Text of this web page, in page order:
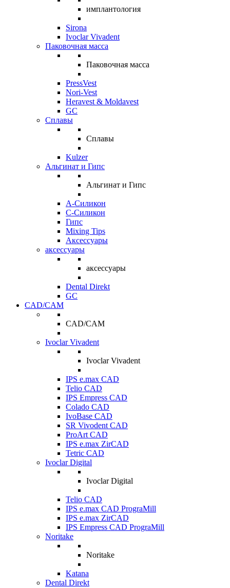
имплантология
Sirona
Ivoclar Vivadent
Паковочная масса
Паковочная масса
PressVest
Nori-Vest
Heravest & Moldavest
GC
Сплавы
Сплавы
Kulzer
Альгинат и Гипс
Альгинат и Гипс
A-Силикон
C-Силикон
Гипс
Mixing Tips
Аксессуары
аксессуары
аксессуары
Dental Direkt
GC
CAD/CAM
CAD/CAM
Ivoclar Vivadent
Ivoclar Vivadent
IPS e.max CAD
Telio CAD
IPS Empress CAD
Colado CAD
IvoBase CAD
SR Vivodent CAD
ProArt CAD
IPS e.max ZirCAD
Tetric CAD
Ivoclar Digital
Ivoclar Digital
Telio CAD
IPS e.max CAD PrograMill
IPS e.max ZirCAD
IPS Empress CAD PrograMill
Noritake
Noritake
Katana
Dental Direkt